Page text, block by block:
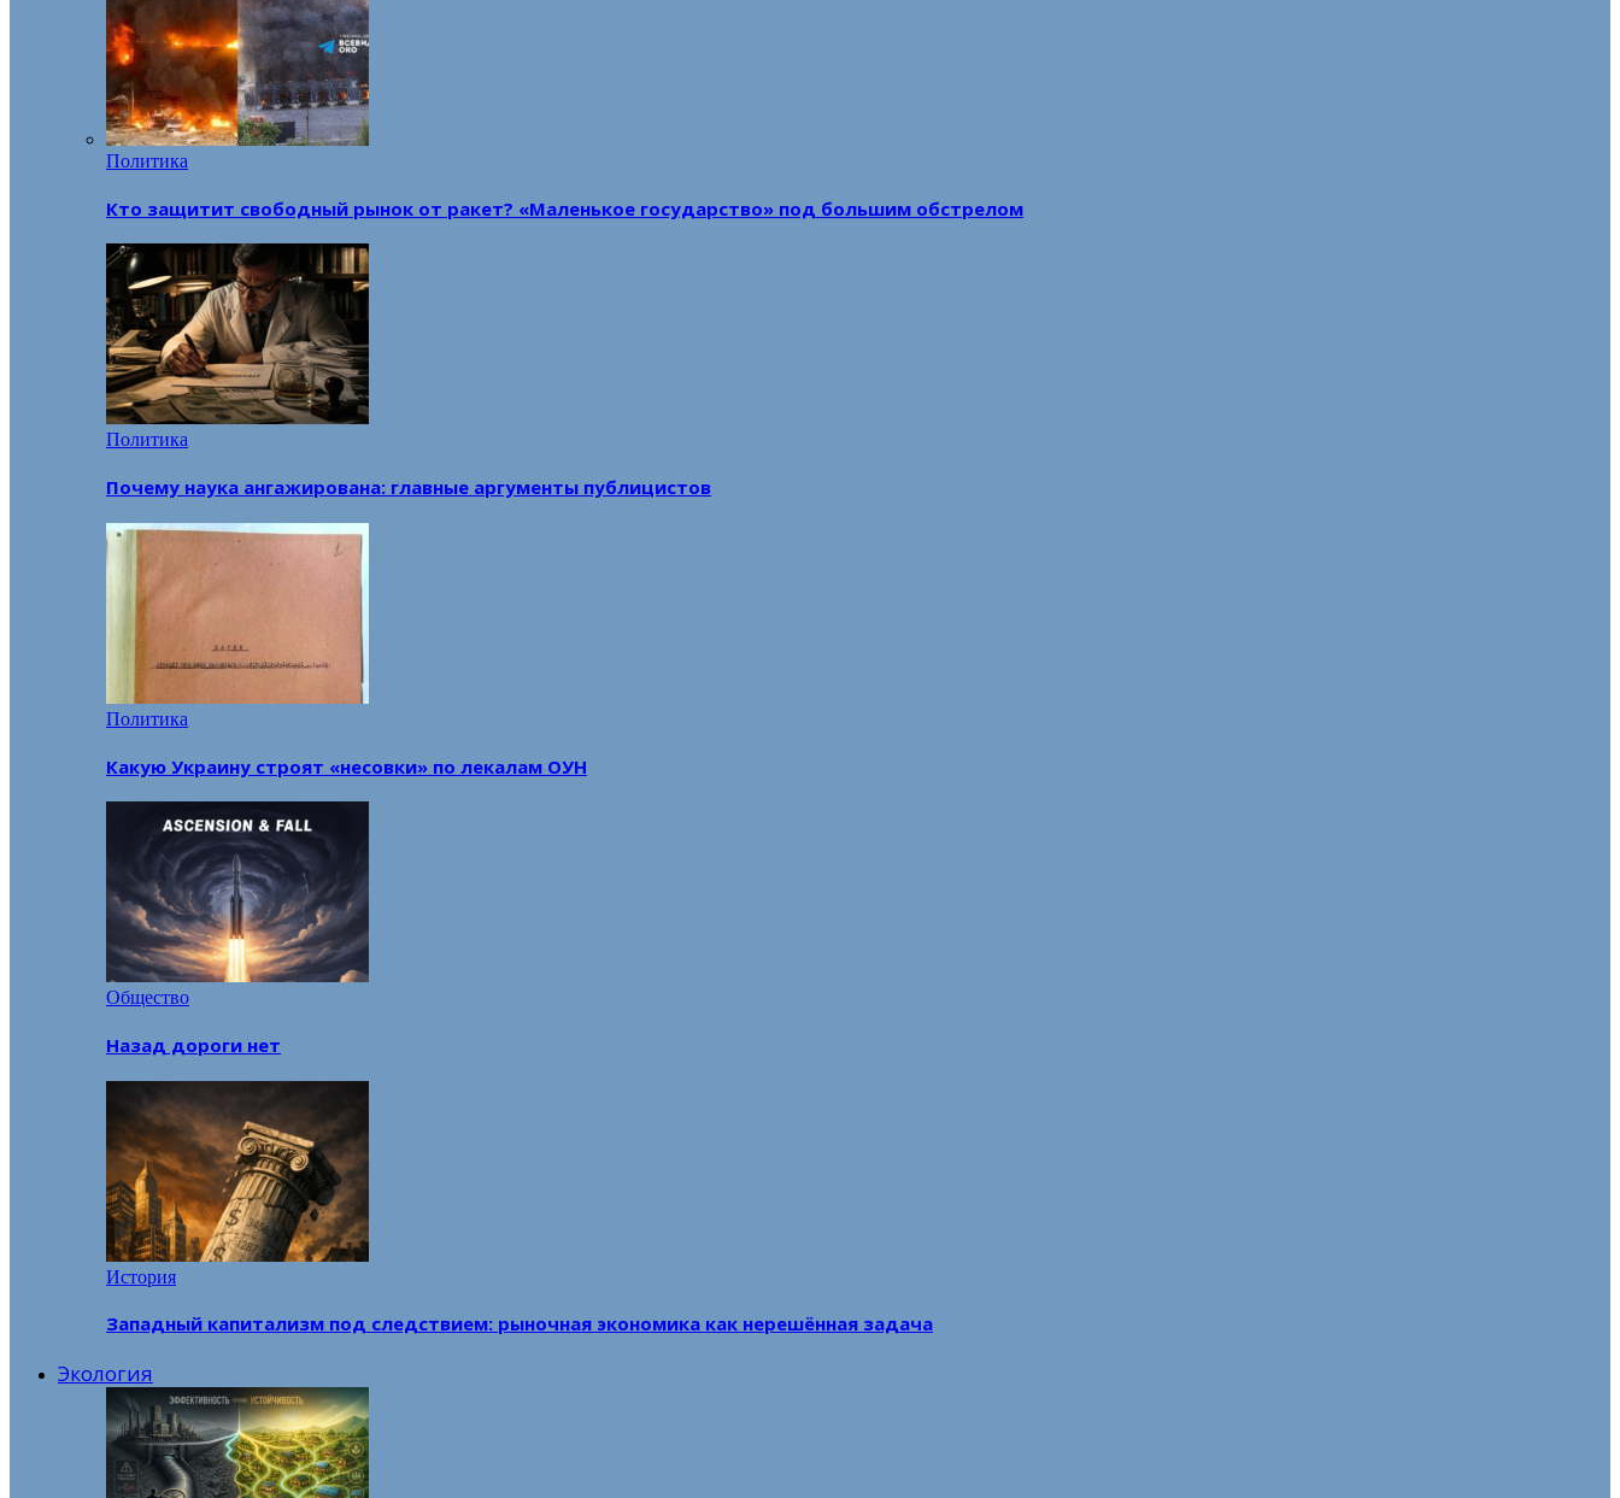
Политика
Кто защитит свободный рынок от ракет? «Маленькое государство» под большим обстрелом
Политика
Почему наука ангажирована: главные аргументы публицистов
Политика
Какую Украину строят «несовки» по лекалам ОУН
Общество
Назад дороги нет
История
Западный капитализм под следствием: рыночная экономика как нерешённая задача
Экология